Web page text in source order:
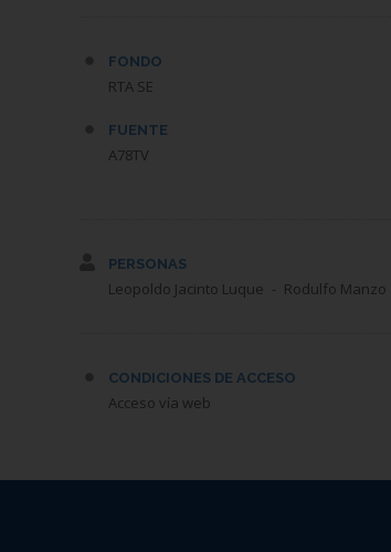
FONDO
RTA SE
FUENTE
A78TV
PERSONAS
Leopoldo Jacinto Luque Rodulfo Manzo
CONDICIONES DE ACCESO
Acceso vía web